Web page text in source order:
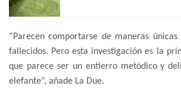
“Parecen comportarse de maneras
fallecidos. Pero esta investigación es la
que parece ser un entierro metódico y
elefante”, añade La Due.